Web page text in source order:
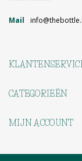
Mail
CATEGORIEËN
MIJN ACCOUNT